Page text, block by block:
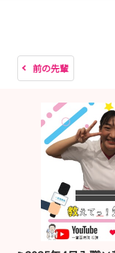
能を高め、一宮尾
2023年には「南
（病床数465床
＼みなさんのご
前の先輩